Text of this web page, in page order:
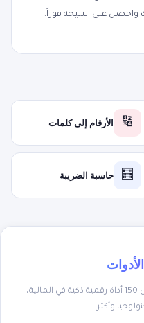
على النتيجة فوراً.
🔢 الأرقام إلى كلمات
🧮 حاسبة الضريبة
موقع أدوات عربي متكامل يضم أكثر من 150 أداة رقمية ذكية في المالية،
وأكثر.